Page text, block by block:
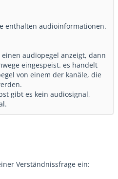
enthalten audioinformationen.
audiopegel anzeigt, dann
eingespeist. es handelt
von einem der kanäle, die
gibt es kein audiosignal,
Verständnissfrage ein: